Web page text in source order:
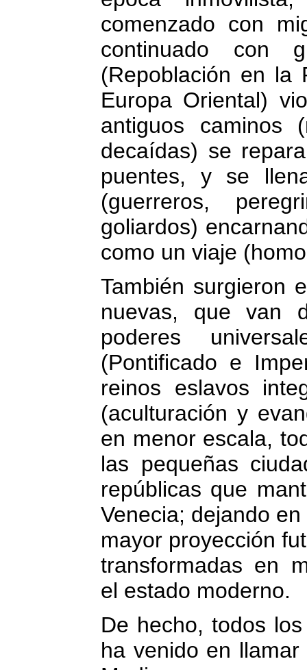
comenzado con
continuado con
(Repoblación en la
Europa Oriental)
antiguos caminos
decaídas) se
puentes, y se
(guerreros,
goliardos)
como un viaje
También surgieron
nuevas, que van
poderes
(Pontificado e
reinos eslavos
(aculturación y
en menor escala,
las pequeñas
repúblicas que
Venecia; dejando
mayor proyección
transformadas en
el estado moderno.
De hecho, todos
ha venido en